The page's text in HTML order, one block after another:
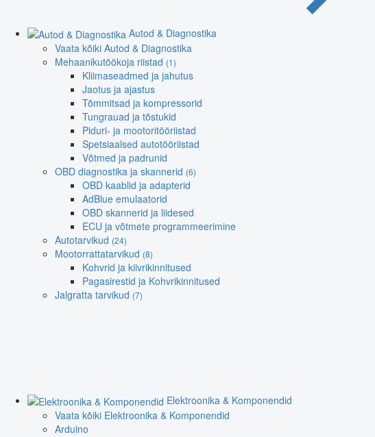
Autod & Diagnostika
Vaata kõiki Autod & Diagnostika
Mehaanikutöökoja riistad (1)
Kliimaseadmed ja jahutus
Jaotus ja ajastus
Tõmmitsad ja kompressorid
Tungrauad ja tõstukid
Piduri- ja mootoritööriistad
Spetsiaalsed autotööriistad
Võtmed ja padrunid
OBD diagnostika ja skannerid (6)
OBD kaablid ja adapterid
AdBlue emulaatorid
OBD skannerid ja liidesed
ECU ja võtmete programmeerimine
Autotarvikud (24)
Mootorrattatarvikud (8)
Kohvrid ja kiivrikinnitused
Pagasirestid ja Kohvrikinnitused
Jalgratta tarvikud (7)
Elektroonika & Komponendid
Vaata kõiki Elektroonika & Komponendid
Arduino